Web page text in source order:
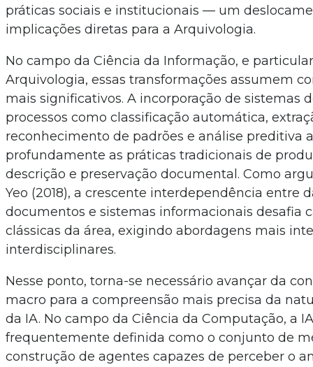
práticas sociais e institucionais — um
implicações diretas para a Arquivologia.
No campo da Ciência da Informação, e
Arquivologia, essas transformações assumem
mais significativos. A incorporação de sistemas
processos como classificação automática,
reconhecimento de padrões e análise preditiva
profundamente as práticas tradicionais de
descrição e preservação documental. Como
Yeo (2018), a crescente interdependência entre
documentos e sistemas informacionais desafia
clássicas da área, exigindo abordagens mais
interdisciplinares.
Nesse ponto, torna-se necessário avançar da
macro para a compreensão mais precisa da
da IA. No campo da Ciência da Computação, a
frequentemente definida como o conjunto de
construção de agentes capazes de perceber o